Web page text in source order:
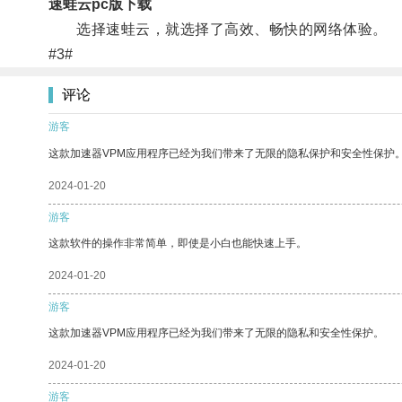
速蛙云pc版下载
选择速蛙云，就选择了高效、畅快的网络体验。
#3#
评论
游客
这款加速器VPM应用程序已经为我们带来了无限的隐私保护和安全性保护
2024-01-20
游客
这款软件的操作非常简单，即使是小白也能快速上手。
2024-01-20
游客
这款加速器VPM应用程序已经为我们带来了无限的隐私和安全性保护。
2024-01-20
游客